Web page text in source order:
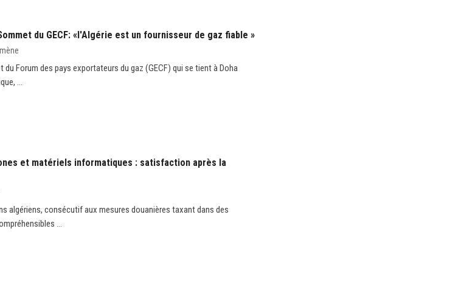
du GECF: «l'Algérie est un fournisseur de gaz fiable »
du Forum des pays exportateurs du gaz (GECF) qui se tient à Doha
...
et matériels informatiques : satisfaction après la
algériens, consécutif aux mesures douanières taxant dans des
...